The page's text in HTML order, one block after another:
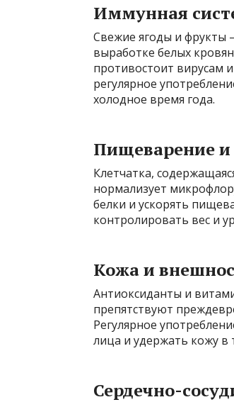
Иммунная
Свежие ягоды и фрукты
выработке белых
противостоит вирусам
регулярное
холодное время года.
Пищеварение
Клетчатка,
нормализует
белки и ускорять
контролировать вес и
Кожа и
Антиоксиданты и
препятствуют
Регулярное
лица и удержать кожу в
Сердечно-